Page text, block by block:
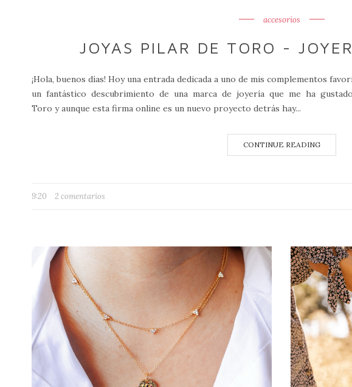
accesorios
JOYAS PILAR DE TORO -
¡Hola, buenos días! Hoy una entrada dedicada a uno de mis complementos
un fantástico descubrimiento de una marca de joyería que me ha
Toro y aunque esta firma online es un nuevo proyecto detrás hay...
CONTINUE READING
9:20 2 comentarios